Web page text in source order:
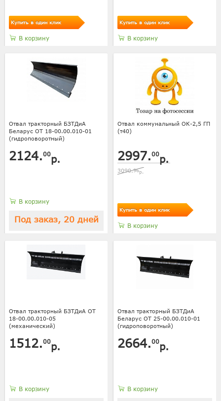
Купить в один клик
В корзину
Купить в один клик
В корзину
Отвал тракторный БЗТДиА
Беларус ОТ 18-00.00.010-01
(гидроповоротный)
2124.00р.
В корзину
Под заказ, 20 дней
Отвал коммунальный ОК-2,5 ГП
(т40)
2997.00р.
3090.96р.
Купить в один клик
В корзину
Отвал тракторный БЗТДиА ОТ
18-00.00.010-05
(механический)
1512.00р.
В корзину
Отвал тракторный БЗТДиА
Беларус ОТ 25-00.00.010-01
(гидроповоротный)
2664.00р.
В корзину